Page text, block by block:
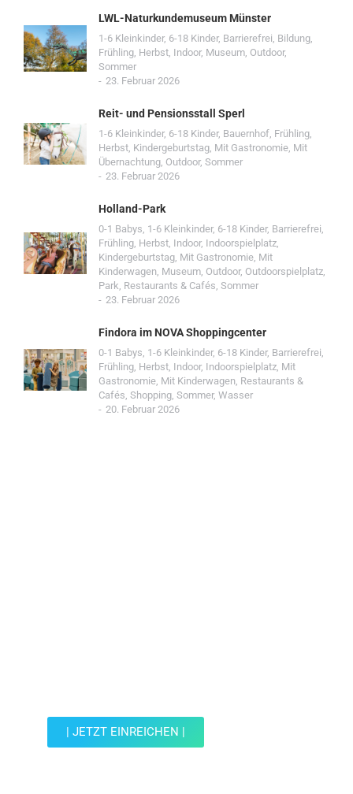
LWL-Naturkundemuseum Münster
1-6 Kleinkinder, 6-18 Kinder, Barrierefrei, Bildung,
Frühling, Herbst, Indoor, Museum, Outdoor,
Sommer
23. Februar 2026
Reit- und Pensionsstall Sperl
1-6 Kleinkinder, 6-18 Kinder, Bauernhof, Frühling,
Herbst, Kindergeburtstag, Mit Gastronomie, Mit
Übernachtung, Outdoor, Sommer
23. Februar 2026
Holland-Park
0-1 Babys, 1-6 Kleinkinder, 6-18 Kinder, Barrierefrei,
Frühling, Herbst, Indoor, Indoorspielplatz,
Kindergeburtstag, Mit Gastronomie, Mit
Kinderwagen, Museum, Outdoor, Outdoorspielplatz,
Park, Restaurants & Cafés, Sommer
23. Februar 2026
Findora im NOVA Shoppingcenter
0-1 Babys, 1-6 Kleinkinder, 6-18 Kinder, Barrierefrei,
Frühling, Herbst, Indoor, Indoorspielplatz, Mit
Gastronomie, Mit Kinderwagen, Restaurants &
Cafés, Shopping, Sommer, Wasser
20. Februar 2026
| JETZT EINREICHEN |